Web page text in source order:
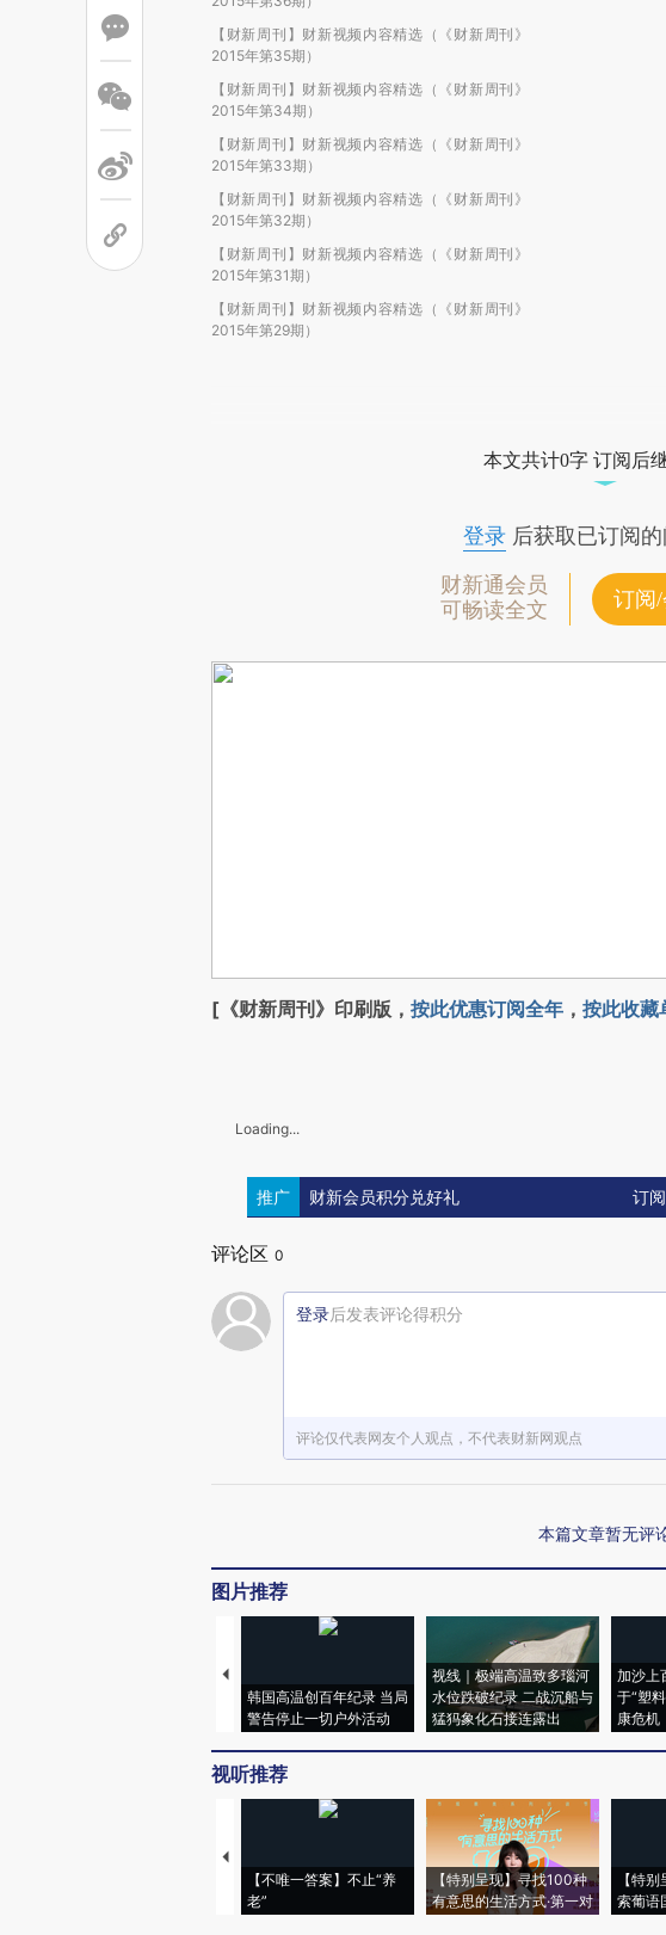
【财新周刊】财新视频内容精选（《财新周刊》
2015年第35期）
【财新周刊】财新视频内容精选（《财新周刊》
2015年第34期）
【财新周刊】财新视频内容精选（《财新周刊》
2015年第33期）
【财新周刊】财新视频内容精选（《财新周刊》
2015年第32期）
【财新周刊】财新视频内容精选（《财新周刊》
2015年第31期）
【财新周刊】财新视频内容精选（《财新周刊》
2015年第29期）
本文共计0字 订阅后
登录后获取已订阅的
财新通会员
可畅读全文
订阅
[《财新周刊》印刷版， 按此优惠订阅全年 ， 按此收藏
Loading...
推广 财新会员积分兑好礼 订
评论区 0
登录后发表评论得积分
评论仅代表网友个人观点，不代表财新网观点
本篇文章暂无评
图片推荐
韩国高温创百年纪录 当局
警告停止一切户外活动
视线｜极端高温致多瑙河
水位跌破纪录 二战沉船与
猛犸象化石接连露出
加沙上
于“塑
康危机
视听推荐
【不唯一答案】不止“养
老”
【特别呈现】寻找100种
有意思的生活方式·第一对
【特
索葡语